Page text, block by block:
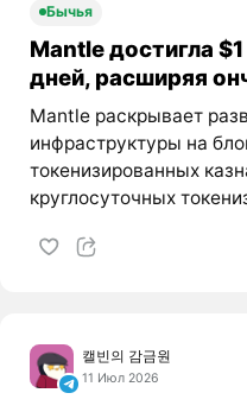
Бычья
Mantle достигла
дней, расширяя
Mantle раскрывает
инфраструктуры на
токенизированных
круглосуточных
캘빈의 감금원
11 Июл 2026